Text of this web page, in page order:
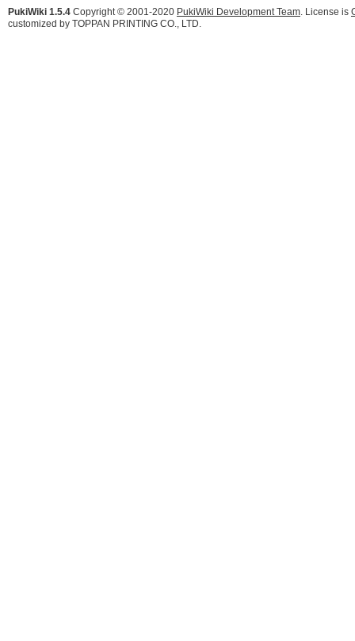
PukiWiki 1.5.4 Copyright © 2001-2020 PukiWiki Development Team. License is
customized by TOPPAN PRINTING CO., LTD.